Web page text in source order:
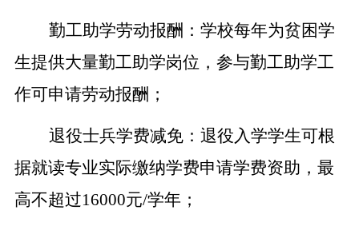
勤工助学劳动报酬：学校每年为贫困学
生提供大量勤工助学岗位，参与勤工助学工
作可申请劳动报酬；
退役士兵学费减免：退役入学学生可根
据就读专业实际缴纳学费申请学费资助，最
高不超过16000元/学年；